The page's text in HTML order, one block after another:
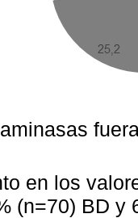
en los
(n=70) BD y